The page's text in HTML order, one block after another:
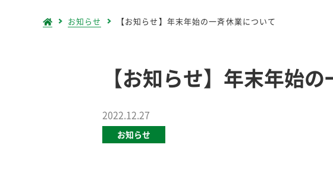
お知らせ 【お知らせ】年末年始の一斉休業について
【お知らせ】年末年始
2022.12.27
お知らせ